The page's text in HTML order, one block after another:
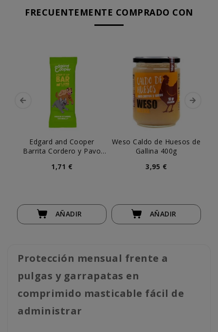
FRECUENTEMENTE COMPRADO CON
Edgard and Cooper
Barrita Cordero y Pavo
1,71 €
AÑADIR
Weso Caldo de Huesos de
Gallina 400g
3,95 €
AÑADIR
Protección mensual frente a
pulgas y garrapatas en
comprimido masticable fácil de
administrar